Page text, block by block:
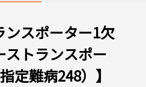
ンスポーター1欠
トランスポー
定難病248）】